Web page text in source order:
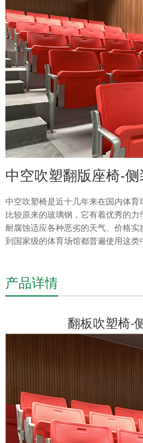
中空吹塑翻版座椅-侧
中空吹塑椅是近十几年来在国内体
比较原来的玻璃钢，它有着优秀的力
耐腐蚀适应各种恶劣的天气、价格
到国家级的体育场馆都普遍使用这类
产品详情
翻板 吹塑椅-